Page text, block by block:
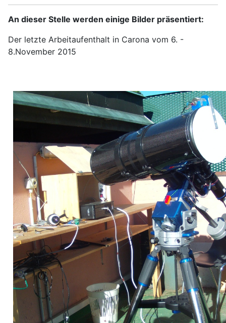
An dieser Stelle werden einige Bilder präsentiert:
Der letzte Arbeitaufenthalt in Carona vom 6. -
8.November 2015